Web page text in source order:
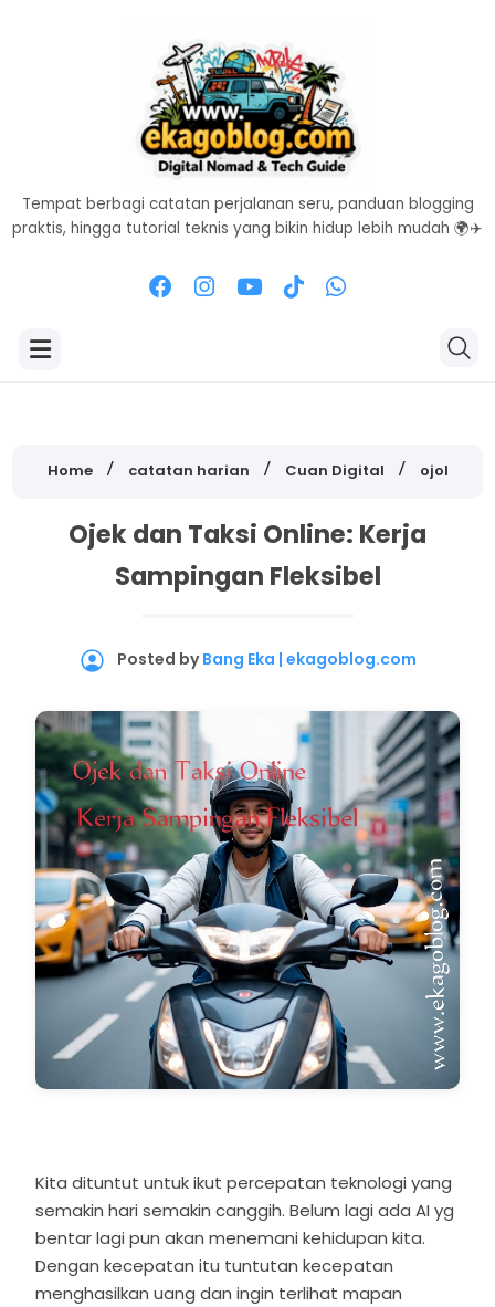
Tempat berbagi catatan perjalanan seru, panduan blogging
praktis, hingga tutorial teknis yang bikin hidup lebih mudah 🌍✈️
Home catatan harian Cuan Digital ojol
Ojek dan Taksi Online: Kerja
Sampingan Fleksibel
Posted byBang Eka | ekagoblog.com
Kita dituntut untuk ikut percepatan teknologi yang
semakin hari semakin canggih. Belum lagi ada AI yg
bentar lagi pun akan menemani kehidupan kita.
Dengan kecepatan itu tuntutan kecepatan
menghasilkan uang dan ingin terlihat mapan